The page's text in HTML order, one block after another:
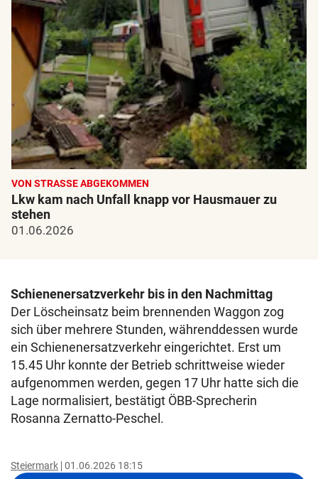
VON STRASSE ABGEKOMMEN
Lkw kam nach Unfall knapp vor Hausmauer zu
stehen
01.06.2026
Schienenersatzverkehr bis in den Nachmittag
Der Löscheinsatz beim brennenden Waggon zog
sich über mehrere Stunden, währenddessen wurde
ein Schienenersatzverkehr eingerichtet. Erst um
15.45 Uhr konnte der Betrieb schrittweise wieder
aufgenommen werden, gegen 17 Uhr hatte sich die
Lage normalisiert, bestätigt ÖBB-Sprecherin
Rosanna Zernatto-Peschel.
Steiermark 01.06.2026 18:15